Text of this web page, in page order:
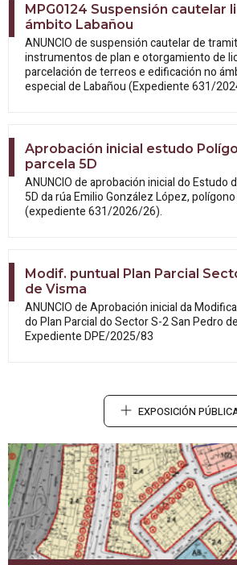
MPG0124 Suspensión cautelar
ámbito Labañou
ANUNCIO de suspensión cautelar de
instrumentos de plan e otorgamiento de
parcelación de terreos e edificación no
especial de Labañou (Expediente 631/
Aprobación inicial estudo
parcela 5D
ANUNCIO de aprobación inicial do Estudo
5D da rúa Emilio González López,
(expediente 631/2026/26).
Modif. puntual Plan Parcial
de Visma
ANUNCIO de Aprobación inicial da
do Plan Parcial do Sector S-2 San Pedro
Expediente DPE/2025/83
EXPOSICIÓN